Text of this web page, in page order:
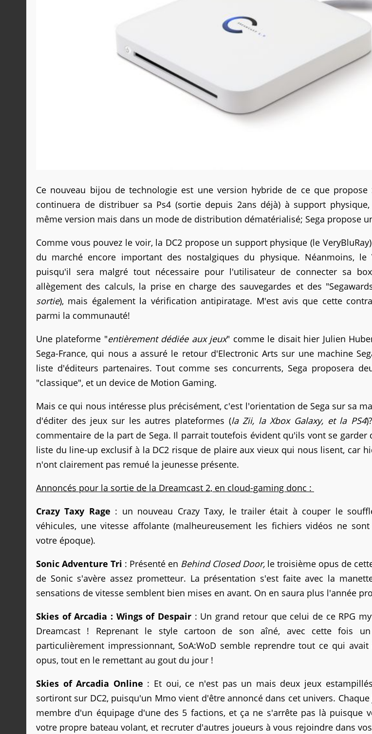
Ce nouveau bijou de technologie est une version hybride de ce que propose
continuera de distribuer sa Ps4 (sortie depuis 2ans déjà) à support
même version mais dans un mode de distribution dématérialisé; Sega propose
Comme vous pouvez le voir, la DC2 propose un support physique (le
du marché encore important des nostalgiques du physique. Néanmoins,
puisqu'il sera malgré tout nécessaire pour l'utilisateur de connecter sa
allègement des calculs, la prise en charge des sauvegardes et des
sortie), mais également la vérification antipiratage. M'est avis que cette
parmi la communauté!
Une plateforme "entièrement dédiée aux jeux" comme le disait hier Julien
Sega-France, qui nous a assuré le retour d'Electronic Arts sur une machine
liste d'éditeurs partenaires. Tout comme ses concurrents, Sega proposera
"classique", et un device de Motion Gaming.
Mais ce qui nous intéresse plus précisément, c'est l'orientation de Sega sur sa
d'éditer des jeux sur les autres plateformes (la Zii, la Xbox Galaxy, et la PS4
commentaire de la part de Sega. Il parrait toutefois évident qu'ils vont se garder
liste du line-up exclusif à la DC2 risque de plaire aux vieux qui nous lisent, car
n'ont clairement pas remué la jeunesse présente.
Annoncés pour la sortie de la Dreamcast 2, en cloud-gaming donc :
Crazy Taxy Rage : un nouveau Crazy Taxy, le trailer était à couper le
véhicules, une vitesse affolante (malheureusement les fichiers vidéos ne
votre époque).
Sonic Adventure Tri : Présenté en Behind Closed Door, le troisième opus de
de Sonic s'avère assez prometteur. La présentation s'est faite avec la
sensations de vitesse semblent bien mises en avant. On en saura plus l'année
Skies of Arcadia : Wings of Despair : Un grand retour que celui de ce RPG
Dreamcast ! Reprenant le style cartoon de son aîné, avec cette fois
particulièrement impressionnant, SoA:WoD semble reprendre tout ce qui
opus, tout en le remettant au gout du jour !
Skies of Arcadia Online : Et oui, ce n'est pas un mais deux jeux
sortiront sur DC2, puisqu'un Mmo vient d'être annoncé dans cet univers.
membre d'un équipage d'une des 5 factions, et ça ne s'arrête pas là puisque
votre propre bateau volant, et recruter d'autres joueurs à vous rejoindre dans